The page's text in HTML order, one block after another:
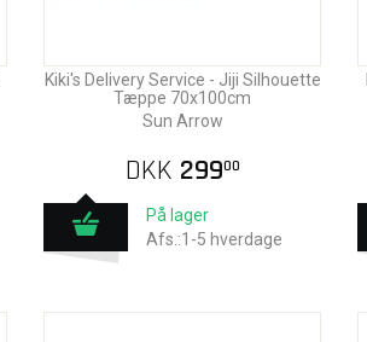
Kiki's Delivery Service - Jiji Silhouette
Tæppe 70x100cm
Sun Arrow
DKK 29900
På lager
Afs.:1-5 hverdage